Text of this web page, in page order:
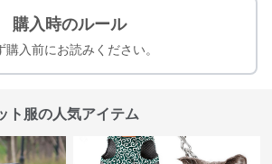
購入時のルール
購入前にお読みください。
ト服の人気アイテム